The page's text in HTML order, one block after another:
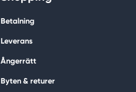
Betalning
Leverans
Ångerrätt
Byten & returer